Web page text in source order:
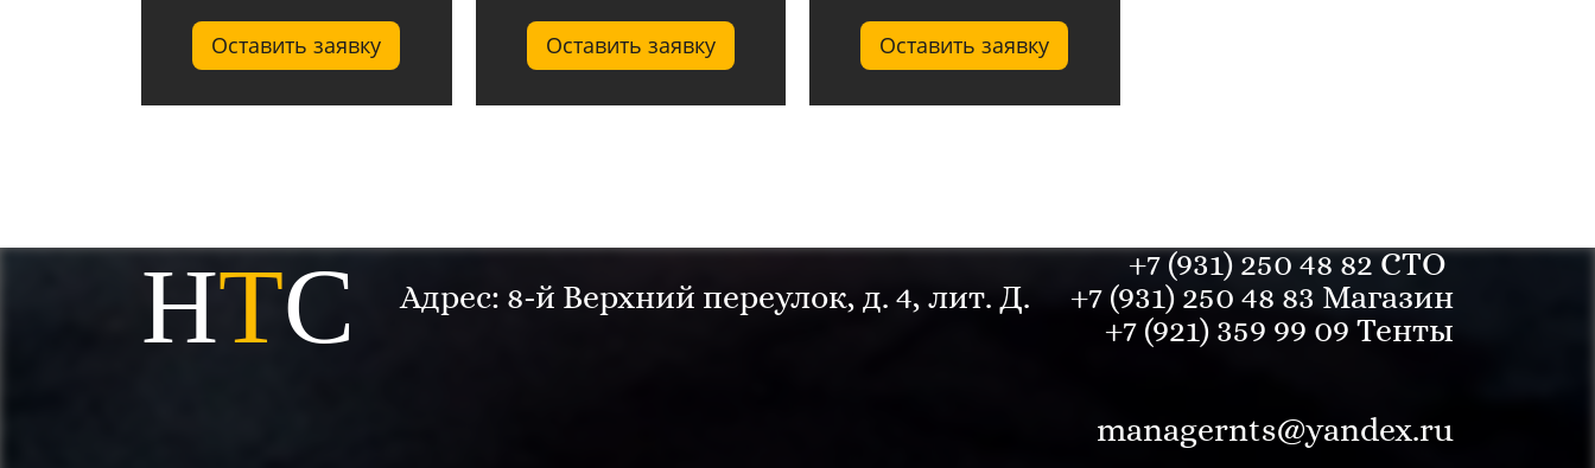
Оставить заявку Оставить заявку Оставить заявку
НТС Адрес: 8-й Верхний переулок, д. 4, лит. Д.
+7 (931) 250 48 82 СТО
+7 (931) 250 48 83 Магазин
+7 (921) 359 99 09 Тенты
managernts@yandex.ru